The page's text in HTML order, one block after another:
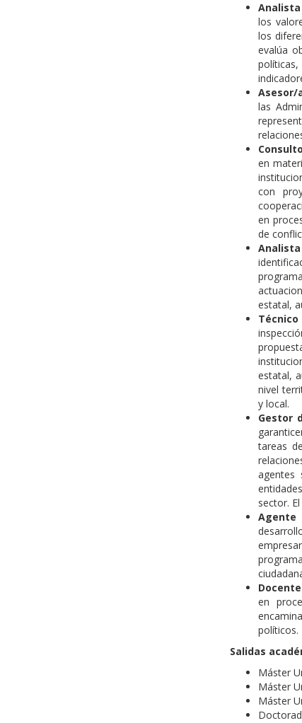
los
los
evalúa
Asesor/
las
en
con
en
de
estatal,
estatal,
nivel
y local.
Gestor
tareas
agentes
sector.
Agente
en
políticos.
Salidas
Máster
Máster
Máster